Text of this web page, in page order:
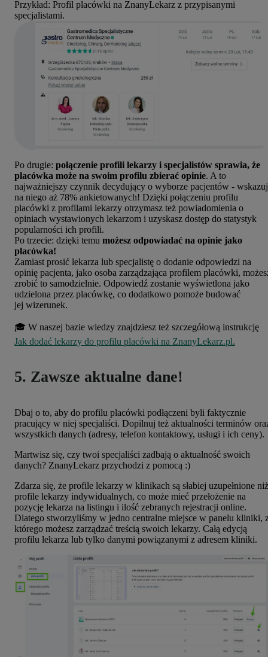
Przykład: Profil placówki na ZnanyLekarz z przypisanymi
specjalistami.
Po drugie: połączenie profili lekarzy i specjalistów sprawia, że
placówka może na swoim profilu zbierać opinie. A to
najważniejszy czynnik decydujący o wyborze pacjentów -
na niego aż 78% ankietowanych! Dzięki połączeniu profilu
placówki z profilami lekarzy otrzymasz też powiadomienia o
opiniach wystawionych lekarzom i uzyskasz dostęp do statystyk
popularności ich profili.
Po trzecie: dzięki temu możesz odpowiadać na opinie jako
placówka!
Zamiast prosić lekarza lub specjalistę o dodanie odpowiedzi na
opinię pacjenta, jako osoba zarządzająca profilem placówki,
zrobić to samodzielnie. Odpowiedź zostanie wyświetlona jako
udzielona przez placówkę, co dodatkowo pomoże budować
jej wizerunek.
🎓 W naszej bazie wiedzy znajdziesz też szczegółową instrukcję
Jak dodać lekarzy do profilu placówki na ZnanyLekarz.pl.
5. Zawsze aktualne dane!
Dbaj o to, aby do profilu placówki podłączeni byli faktycznie
pracujący w niej specjaliści. Dopilnuj też aktualności terminów
wszystkich danych (adresy, telefon kontaktowy, usługi i ich ceny).
Martwisz się, czy twoi specjaliści zadbają o aktualność swoich
danych? ZnanyLekarz przychodzi z pomocą :)
Zdarza się, że profile lekarzy w klinikach są słabiej uzupełnione niż
profile lekarzy indywidualnych, co może mieć przełożenie na
pozycję lekarza na listingu i ilość zebranych rejestracji online.
Dlatego stworzyliśmy w jedno centralne miejsce w panelu kliniki,
którego możesz zarządzać treścią swoich lekarzy. Całą edycją
profilu lekarza lub tylko danymi powiązanymi z adresem kliniki.